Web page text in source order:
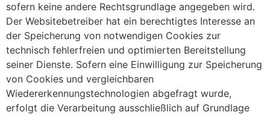
sofern keine andere Rechtsgrundlage angegeben wird.
Der Websitebetreiber hat ein berechtigtes Interesse an
der Speicherung von notwendigen Cookies zur
technisch fehlerfreien und optimierten Bereitstellung
seiner Dienste. Sofern eine Einwilligung zur Speicherung
von Cookies und vergleichbaren
Wiedererkennungstechnologien abgefragt wurde,
erfolgt die Verarbeitung ausschließlich auf Grundlage